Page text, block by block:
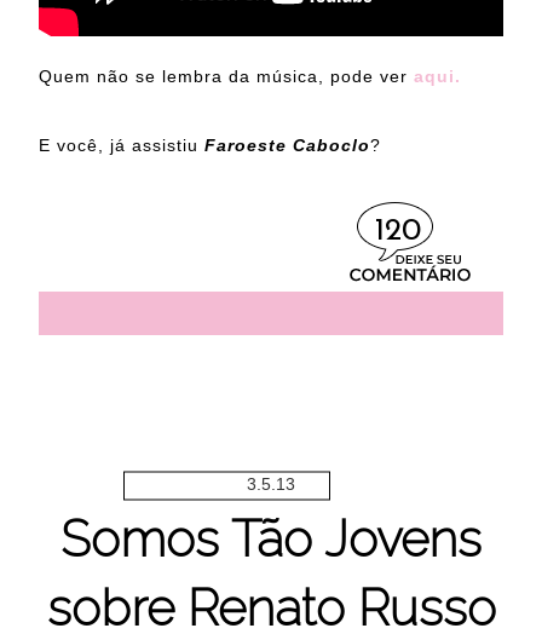
Quem não se lembra da música, pode ver aqui.
E você, já assistiu Faroeste Caboclo?
120
3.5.13
Somos Tão Jovens
sobre Renato Russo